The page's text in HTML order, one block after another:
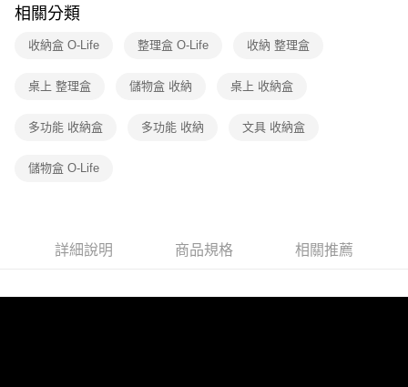
醒簡訊。
2.透過簡訊連結打開帳單後，可選擇「超商條碼／台灣大直營門市／銀行轉
帳／街口支付／iPASS MONEY」等通路繳費。
1.本服務係由「台灣大哥大股份有限公司」（以下簡稱本公司）所提供，讓
買賣價金債權讓與本公司後，依約使用本公司帳單繳交帳款。
由本公司與您本人進行分期帳單所需資料之確認、核對及更正。
相關分類
收納盒 O-Life 整理盒 O-Life 收納 整理盒
桌上 整理盒 儲物盒 收納 桌上 收納盒
多功能 收納盒 多功能 收納 文具 收納盒
儲物盒 O-Life
詳細說明 商品規格 相關推薦